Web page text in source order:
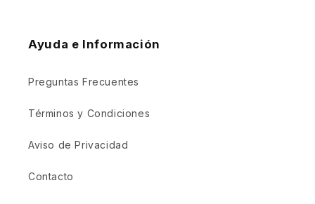
Ayuda e Información
Preguntas Frecuentes
Términos y Condiciones
Aviso de Privacidad
Contacto